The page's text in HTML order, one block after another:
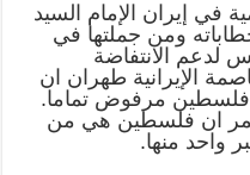
في إيران الإمام السيد
ومن جملتها في
لدعم الانتفاضة
الإيرانية طهران ان
مرفوض تماما.
ان فلسطين هي من
واحد منها.